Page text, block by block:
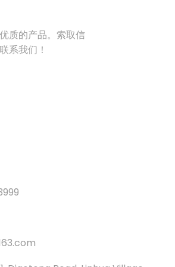
质的产品。索取信
系我们！